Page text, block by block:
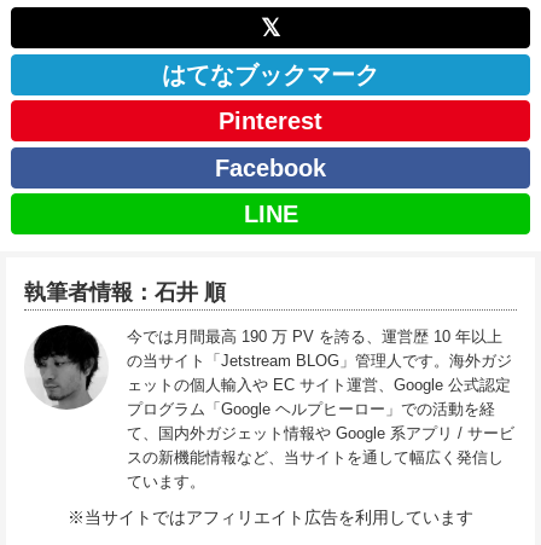
𝕏
はてなブックマーク
Pinterest
Facebook
LINE
執筆者情報：石井 順
今では月間最高 190 万 PV を誇る、運営歴 10 年以上
の当サイト「Jetstream BLOG」管理人です。海外ガジ
ェットの個人輸入や EC サイト運営、Google 公式認定
プログラム「Google ヘルプヒーロー」での活動を経
て、国内外ガジェット情報や Google 系アプリ / サービ
スの新機能情報など、当サイトを通して幅広く発信し
ています。
※当サイトではアフィリエイト広告を利用しています